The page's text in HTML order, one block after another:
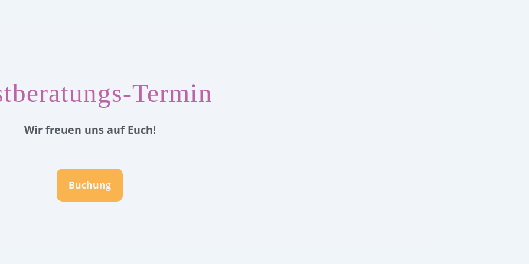
Termin
Wir freuen uns auf Euch!
Buchung